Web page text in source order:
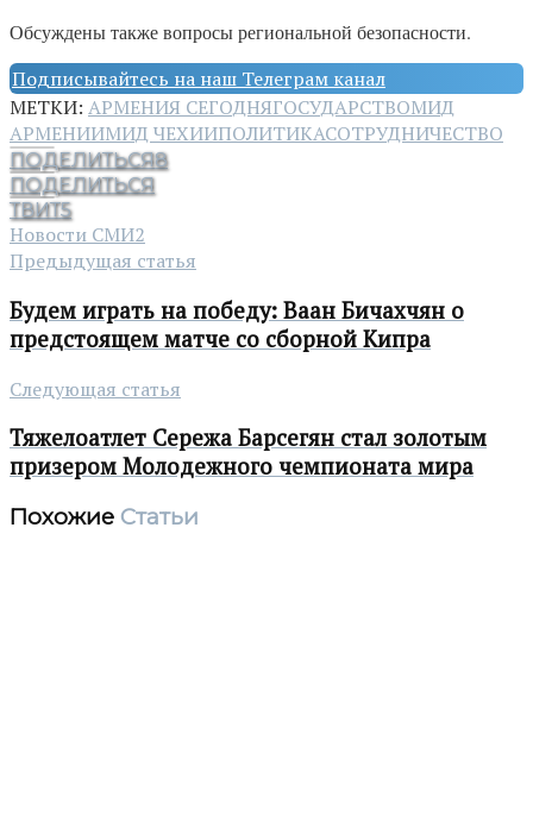
Обсуждены также вопросы региональной безопасности.
Подписывайтесь на наш Телеграм канал
МЕТКИ: АРМЕНИЯ СЕГОДНЯГОСУДАРСТВОМИД
АРМЕНИИМИД ЧЕХИИПОЛИТИКАСОТРУДНИЧЕСТВО
ПОДЕЛИТЬСЯ8
ПОДЕЛИТЬСЯ
ТВИТ5
Новости СМИ2
Предыдущая статья
Будем играть на победу: Ваан Бичахчян о
предстоящем матче со сборной Кипра
Следующая статья
Тяжелоатлет Сережа Барсегян стал золотым
призером Молодежного чемпионата мира
Похожие Статьи